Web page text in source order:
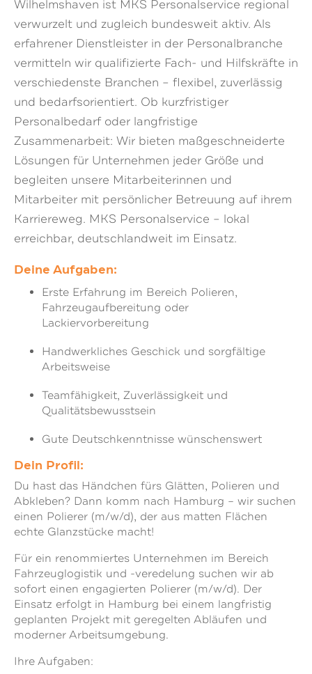
Wilhelmshaven ist MKS Personalservice regional
verwurzelt und zugleich bundesweit aktiv. Als
erfahrener Dienstleister in der Personalbranche
vermitteln wir qualifizierte Fach- und Hilfskräfte in
verschiedenste Branchen – flexibel, zuverlässig
und bedarfsorientiert. Ob kurzfristiger
Personalbedarf oder langfristige
Zusammenarbeit: Wir bieten maßgeschneiderte
Lösungen für Unternehmen jeder Größe und
begleiten unsere Mitarbeiterinnen und
Mitarbeiter mit persönlicher Betreuung auf ihrem
Karriereweg. MKS Personalservice – lokal
erreichbar, deutschlandweit im Einsatz.
Deine Aufgaben:
Erste Erfahrung im Bereich Polieren,
Fahrzeugaufbereitung oder
Lackiervorbereitung
Handwerkliches Geschick und sorgfältige
Arbeitsweise
Teamfähigkeit, Zuverlässigkeit und
Qualitätsbewusstsein
Gute Deutschkenntnisse wünschenswert
Dein Profil:
Du hast das Händchen fürs Glätten, Polieren und
Abkleben? Dann komm nach Hamburg – wir suchen
einen Polierer (m/w/d), der aus matten Flächen
echte Glanzstücke macht!
Für ein renommiertes Unternehmen im Bereich
Fahrzeuglogistik und -veredelung suchen wir ab
sofort einen engagierten Polierer (m/w/d). Der
Einsatz erfolgt in Hamburg bei einem langfristig
geplanten Projekt mit geregelten Abläufen und
moderner Arbeitsumgebung.
Ihre Aufgaben: